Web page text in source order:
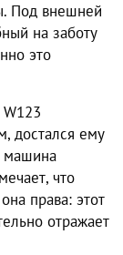
Под внешней
на заботу
это
достался ему
машина
что
права: этот
отражает